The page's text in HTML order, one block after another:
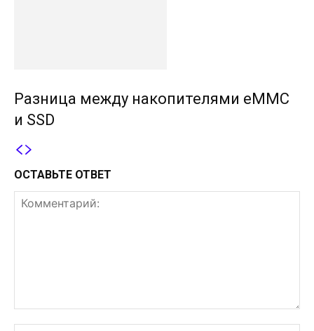
Разница между накопителями eMMC
и SSD
ОСТАВЬТЕ ОТВЕТ